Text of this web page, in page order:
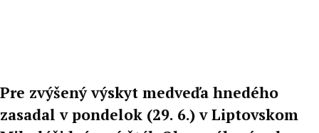
Pre zvýšený výskyt medveďa hnedého
zasadal v pondelok (29. 6.) v Liptovskom